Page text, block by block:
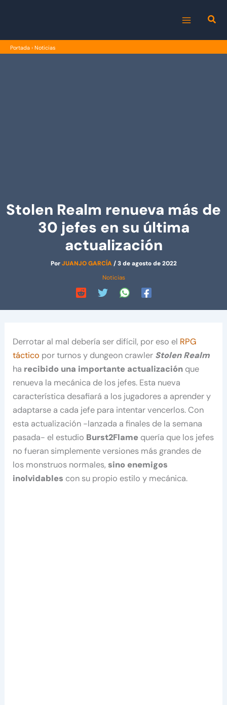
MENU
Portada › Noticias
Stolen Realm renueva más de
30 jefes en su última
actualización
PorJUANJO GARCÍA/3 de agosto de 2022
Noticias
Derrotar al mal debería ser difícil, por eso el RPG
táctico por turnos y dungeon crawler Stolen Realm
ha recibido una importante actualización que
renueva la mecánica de los jefes. Esta nueva
característica desafiará a los jugadores a aprender y
adaptarse a cada jefe para intentar vencerlos. Con
esta actualización -lanzada a finales de la semana
pasada- el estudio Burst2Flame quería que los jefes
no fueran simplemente versiones más grandes de
los monstruos normales,sino enemigos
inolvidables con su propio estilo y mecánica.